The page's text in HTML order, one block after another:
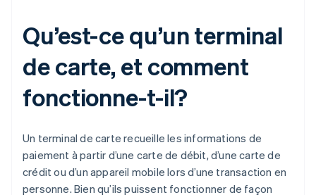
Qu’est-ce qu’un terminal
de carte, et comment
fonctionne-t-il?
Un terminal de carte recueille les informations de
paiement à partir d’une carte de débit, d’une carte de
crédit ou d’un appareil mobile lors d’une transaction en
personne. Bien qu’ils puissent fonctionner de façon